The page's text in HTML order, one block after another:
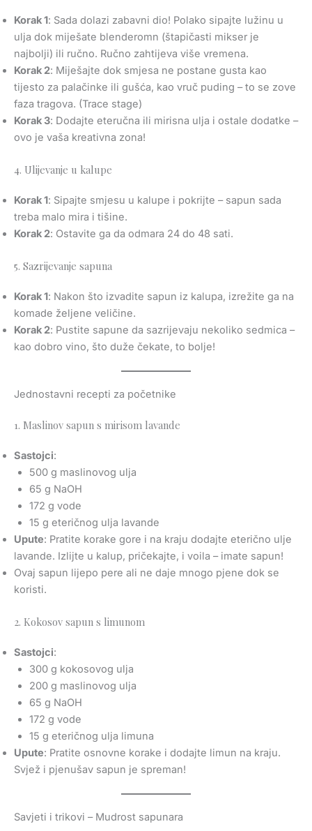
Korak 1: Sada dolazi zabavni dio! Polako sipajte lužinu u
ulja dok miješate blenderomn (štapičasti mikser je
najbolji) ili ručno. Ručno zahtijeva više vremena.
Korak 2: Miješajte dok smjesa ne postane gusta kao
tijesto za palačinke ili gušća, kao vruč puding – to se zove
faza tragova. (Trace stage)
Korak 3: Dodajte eteručna ili mirisna ulja i ostale dodatke –
ovo je vaša kreativna zona!
4. Ulijevanje u kalupe
Korak 1: Sipajte smjesu u kalupe i pokrijte – sapun sada
treba malo mira i tišine.
Korak 2: Ostavite ga da odmara 24 do 48 sati.
5. Sazrijevanje sapuna
Korak 1: Nakon što izvadite sapun iz kalupa, izrežite ga na
komade željene veličine.
Korak 2: Pustite sapune da sazrijevaju nekoliko sedmica –
kao dobro vino, što duže čekate, to bolje!
Jednostavni recepti za početnike
1. Maslinov sapun s mirisom lavande
Sastojci:
500 g maslinovog ulja
65 g NaOH
172 g vode
15 g eteričnog ulja lavande
Upute: Pratite korake gore i na kraju dodajte eterično ulje
lavande. Izlijte u kalup, pričekajte, i voila – imate sapun!
Ovaj sapun lijepo pere ali ne daje mnogo pjene dok se
koristi.
2. Kokosov sapun s limunom
Sastojci:
300 g kokosovog ulja
200 g maslinovog ulja
65 g NaOH
172 g vode
15 g eteričnog ulja limuna
Upute: Pratite osnovne korake i dodajte limun na kraju.
Svjež i pjenušav sapun je spreman!
Savjeti i trikovi – Mudrost sapunara